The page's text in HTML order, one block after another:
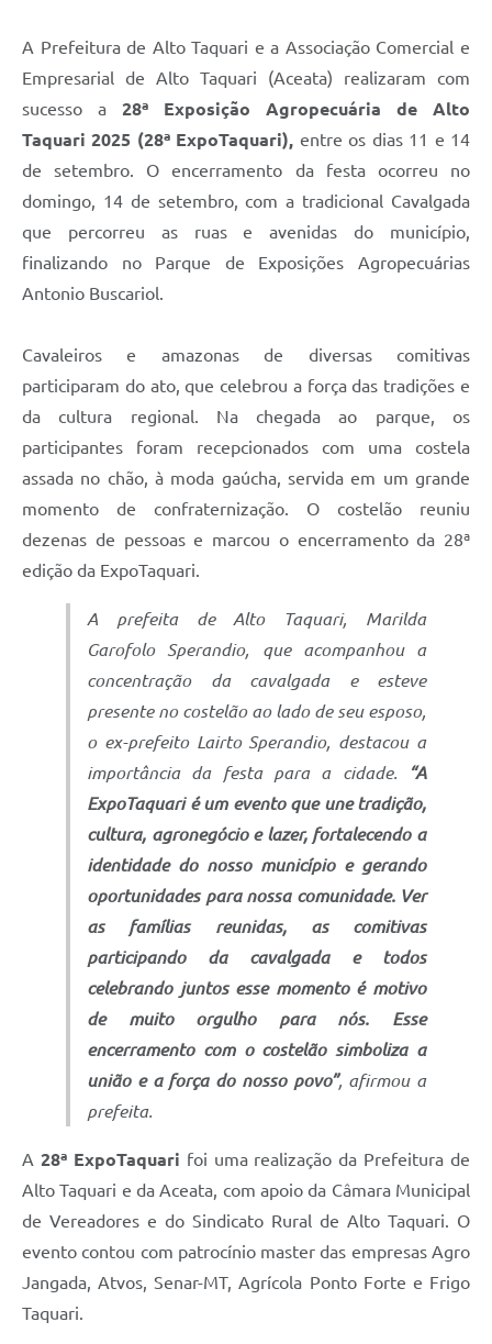
A Prefeitura de Alto Taquari e a Associação Comercial e
Empresarial de Alto Taquari (Aceata) realizaram com
sucesso a 28ª Exposição Agropecuária de Alto
Taquari 2025 (28ª ExpoTaquari),
entre os dias 11 e 14
de setembro. O encerramento da festa ocorreu no
domingo, 14 de setembro, com a tradicional Cavalgada
que percorreu as ruas e avenidas do município,
finalizando no Parque de Exposições Agropecuárias
Antonio Buscariol.
Cavaleiros e amazonas de diversas comitivas
participaram do ato, que celebrou a força das tradições e
da cultura regional. Na chegada ao parque, os
participantes foram recepcionados com uma costela
assada no chão, à moda gaúcha, servida em um grande
momento de confraternização. O costelão reuniu
dezenas de pessoas e marcou o encerramento da 28ª
edição da ExpoTaquari.
A prefeita de Alto Taquari, Marilda
Garofolo Sperandio, que acompanhou a
concentração da cavalgada e esteve
presente no costelão ao lado de seu esposo,
o ex-prefeito Lairto Sperandio, destacou a
importância da festa para a cidade.
“A
ExpoTaquari é um evento que une tradição,
cultura, agronegócio e lazer, fortalecendo a
identidade do nosso município e gerando
oportunidades para nossa comunidade. Ver
as famílias reunidas, as comitivas
participando da cavalgada e todos
celebrando juntos esse momento é motivo
de muito orgulho para nós. Esse
encerramento com o costelão simboliza a
união e a força do nosso povo”, afirmou a
prefeita.
A 28ª ExpoTaquari foi uma realização da Prefeitura de
Alto Taquari e da Aceata, com apoio da Câmara Municipal
de Vereadores e do Sindicato Rural de Alto Taquari. O
evento contou com patrocínio master das empresas Agro
Jangada, Atvos, Senar-MT, Agrícola Ponto Forte e Frigo
Taquari.